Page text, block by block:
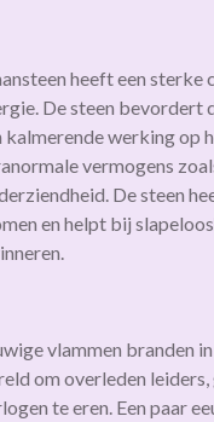
heeft een sterke
De steen bevordert
kalmerende werking op
vermogens
De steen
en helpt bij
vlammen branden
om overleden
te eren. Een paar